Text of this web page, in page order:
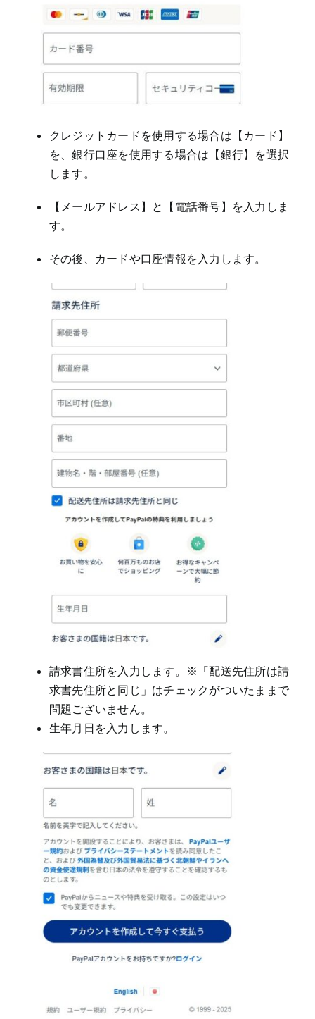
クレジットカードを使用する場合は【カード】
を、銀行口座を使用する場合は【銀行】を選択
します。
【メールアドレス】と【電話番号】を入力しま
す。
その後、カードや口座情報を入力します。
請求書住所を入力します。※「配送先住所は請
求書先住所と同じ」はチェックがついたままで
問題ございません。
生年月日を入力します。